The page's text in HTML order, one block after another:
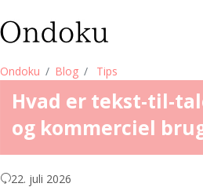
Ondoku Blog Tips
Hvad er tekst-til-
og kommerciel
22. juli 2026